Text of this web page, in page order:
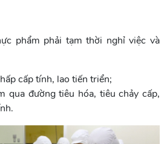
phẩm phải tạm thời nghỉ việc và
cấp tính, lao tiến triển;
qua đường tiêu hóa, tiêu chảy cấp,